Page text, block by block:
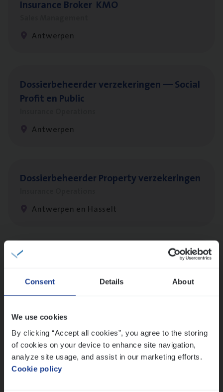
Consent Details About
We use cookies
By clicking “Accept all cookies”, you agree to the storing
of cookies on your device to enhance site navigation,
analyze site usage, and assist in our marketing efforts.
Cookie policy
Insu­ran­ce Bro­ker KMO
Antwerpen
Dos­sier­be­heer­der ver­ze­ke­rin­gen — Soci­al
Pro­fit en Public
Antwerpen
Dos­sier­be­heer­der Pro­per­ty verzekeringen
Antwerpen en Hasselt
Dos­sier­be­heer­der Onder­ne­min­gen Van­b­
Insurance Operations
Dos­sier­be­heer­der Gewaar­borgd Inkomen
Insurance Operations